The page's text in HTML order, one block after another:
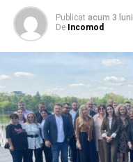
Publicat acum 3 luni
De Incomod